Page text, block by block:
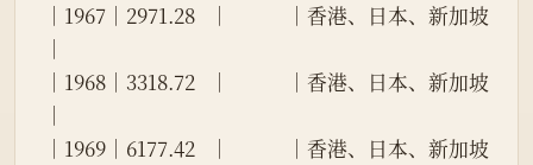
│1967│2971.28   │            │香港、日本、新加坡
│
│1968│3318.72   │            │香港、日本、新加坡
│
│1969│6177.42   │            │香港、日本、新加坡